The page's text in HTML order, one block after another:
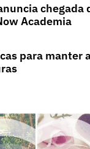
chegada
Academia
para manter